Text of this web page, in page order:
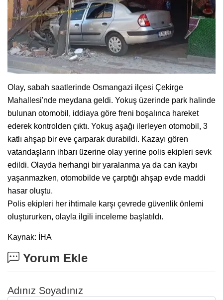
Olay, sabah saatlerinde Osmangazi ilçesi Çekirge
Mahallesi'nde meydana geldi. Yokuş üzerinde park halinde
bulunan otomobil, iddiaya göre freni boşalınca hareket
ederek kontrolden çıktı. Yokuş aşağı ilerleyen otomobil, 3
katlı ahşap bir eve çarparak durabildi. Kazayı gören
vatandaşların ihbarı üzerine olay yerine polis ekipleri sevk
edildi. Olayda herhangi bir yaralanma ya da can kaybı
yaşanmazken, otomobilde ve çarptığı ahşap evde maddi
hasar oluştu.
Polis ekipleri her ihtimale karşı çevrede güvenlik önlemi
oluştururken, olayla ilgili inceleme başlatıldı.
Kaynak: İHA
Yorum Ekle
Adınız Soyadınız